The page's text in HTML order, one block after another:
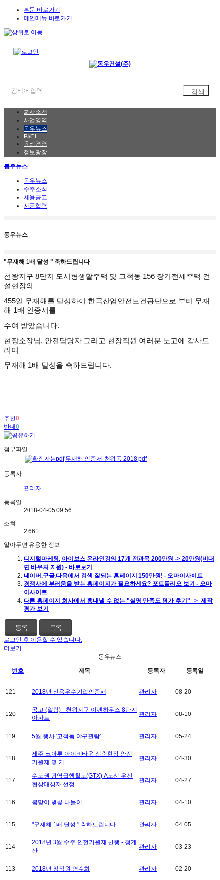
본문 바로가기
메인메뉴 바로가기
회사소개
사업영역
동우뉴스
BI/CI
윤리경영
정보광장
동우뉴스
동우뉴스
수주소식
채용공고
시공협력
동우뉴스
"무재해 1배 달성 " 축하드립니다
천왕지구 8단지 도시형생활주택 및 고척동 156 장기전세주택 건
설현장의
455일 무재해를 달성하여 한국산업안전보건공단으로 부터 무재
해 1배 인증서를
수여 받았습니다.
현장소장님, 안전담당자 그리고 현장직원 여러분 노고에 감사드
리며
무재해 1배 달성을 축하드립니다.
추천0
반대0
첨부파일
무재해 인증서-천왕동 2018.pdf
등록자
관리자
등록일
2018-04-05 09:56
조회
2,661
알아두면 유용한 정보
디지털마케팅, 아이보스 온라인강의 17개 전과목 200만원 -> 20만원(비대
면 바우처 지원) - 바로보기
네이버,구글,다음에서 검색 잘되는 홈페이지 150만원! - 오마이사이트
경쟁사에 부러움을 받는 홈페이지가 필요하세요? 포트폴리오 보기 - 오마
이사이트
다른 홈페이지 회사에서 흉내낼 수 없는 "실명 만족도 평가 후기" > 제작
평가 보기
등록 목록
로그인 후 이용할 수 있습니다.
더보기
동우뉴스
번호 제목 등록자 등록일
121 2018년 신용우수기업인증패 관리자 08-20
120
공고 (알림) - 천왕지구 이펜하우스 8단지
아파트
관리자 08-10
119 5월 행사 '고척돔 야구관람' 관리자 05-24
118
제주 코아루 아이비타운 신축현장 안전
기원제 및 기..
관리자 04-30
117
수도권 광역급행철도(GTX) A노선 우선
협상대상자 선정
관리자 04-27
116 봄맞이 벚꽃 나들이 관리자 04-10
115 "무재해 1배 달성 " 축하드립니다 관리자 04-05
114
2018년 3월 수주 안전기원제 산행 - 청계
산
관리자 03-23
113 2018년 임직원 연수회 관리자 02-20